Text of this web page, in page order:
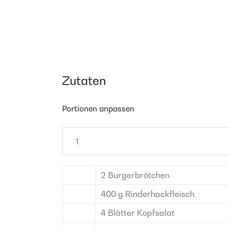
Zutaten
Portionen anpassen
2 Burgerbrötchen
400 g Rinderhackfleisch
4 Blätter Kopfsalat